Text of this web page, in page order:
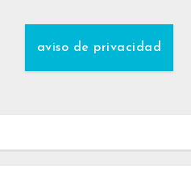
aviso de privacidad